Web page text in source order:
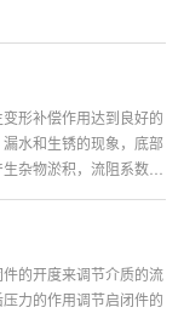
形补偿作用达到良好的
水和生锈的现象，底部
杂物淤积，流阻系数
的开度来调节介质的流
力的作用调节启闭件的